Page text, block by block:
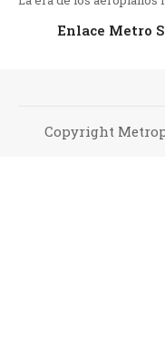
Enlace Metro
Copyright